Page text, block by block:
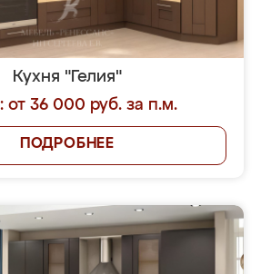
Кухня "Гелия"
от 36 000 руб. за п.м.
ПОДРОБНЕЕ